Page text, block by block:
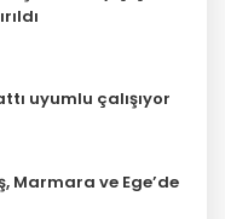
uyumlu çalışıyor
Marmara ve Ege’de